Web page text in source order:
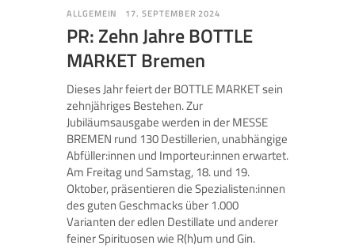
ALLGEMEIN 17. SEPTEMBER 2024
PR: Zehn Jahre BOTTLE
MARKET Bremen
Dieses Jahr feiert der BOTTLE MARKET sein
zehnjähriges Bestehen. Zur
Jubiläumsausgabe werden in der MESSE
BREMEN rund 130 Destillerien, unabhängige
Abfüller:innen und Importeur:innen erwartet.
Am Freitag und Samstag, 18. und 19.
Oktober, präsentieren die Spezialisten:innen
des guten Geschmacks über 1.000
Varianten der edlen Destillate und anderer
feiner Spirituosen wie R(h)um und Gin.